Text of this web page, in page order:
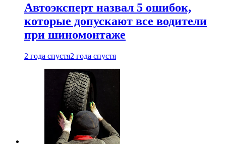
Автоэксперт назвал 5 ошибок,
которые допускают все водители
при шиномонтаже
2 года спустя2 года спустя